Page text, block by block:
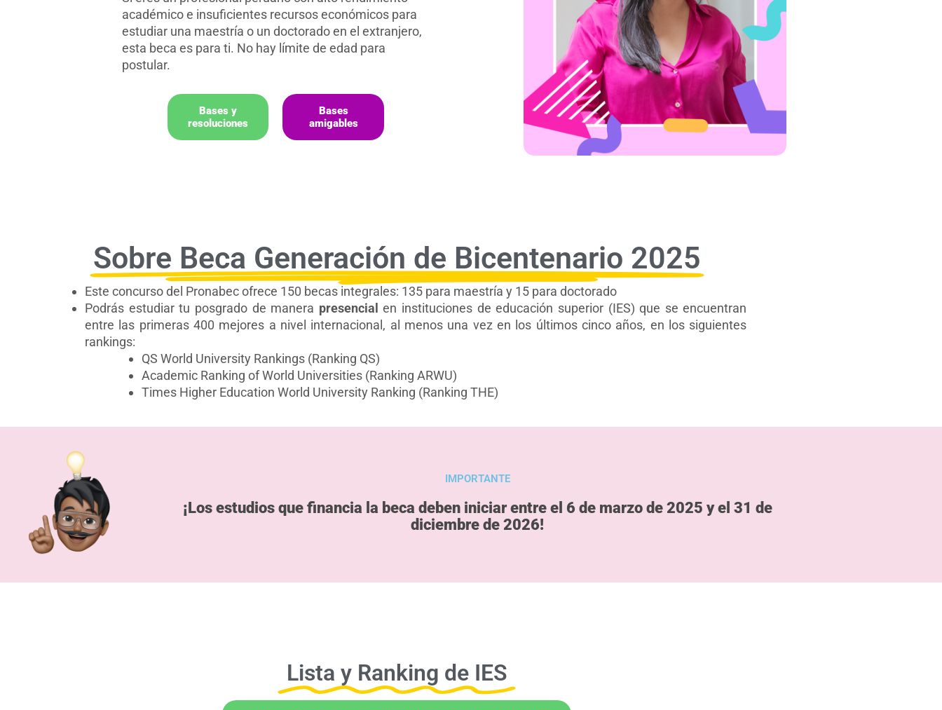
académico e insuficientes recursos económicos para
estudiar una maestría o un doctorado en el extranjero,
esta beca es para ti. No hay límite de edad para
postular.
Bases y
resoluciones
Bases
amigables
Sobre Beca Generación de Bicentenario 2025
Este concurso del Pronabec ofrece 150 becas integrales: 135 para maestría y 15 para doctorado
Podrás estudiar tu posgrado de manera presencial en instituciones de educación superior (IES) que se encuentran
entre las primeras 400 mejores a nivel internacional, al menos una vez en los últimos cinco años, en los siguientes
rankings:
QS World University Rankings (Ranking QS)
Academic Ranking of World Universities (Ranking ARWU)
Times Higher Education World University Ranking (Ranking THE)
IMPORTANTE
¡Los estudios que financia la beca deben iniciar entre el 6 de marzo de 2025 y el 31 de
diciembre de 2026!
Lista y Ranking de IES